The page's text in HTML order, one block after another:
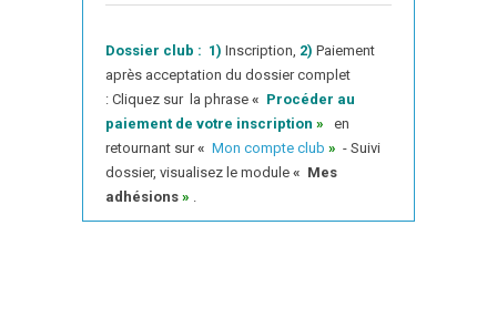
Dossier club : 1) Inscription, 2) Paiement
après acceptation du dossier complet
: Cliquez sur la phrase « Procéder au
paiement de votre inscription »
en
retournant sur« Mon compte club » - Suivi
dossier, visualisez le module « Mes
adhésions »